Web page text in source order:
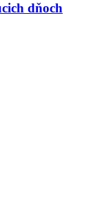
dňoch